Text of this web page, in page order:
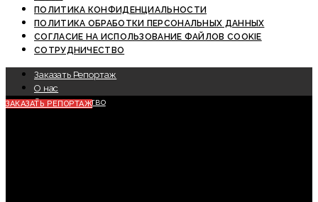
ПОЛИТИКА КОНФИДЕНЦИАЛЬНОСТИ
ПОЛИТИКА ОБРАБОТКИ ПЕРСОНАЛЬНЫХ ДАННЫХ
СОГЛАСИЕ НА ИСПОЛЬЗОВАНИЕ ФАЙЛОВ COOKIE
СОТРУДНИЧЕСТВО
Заказать Репортаж
О нас
Сотрудничество
ЗАКАЗАТЬ РЕПОРТАЖ